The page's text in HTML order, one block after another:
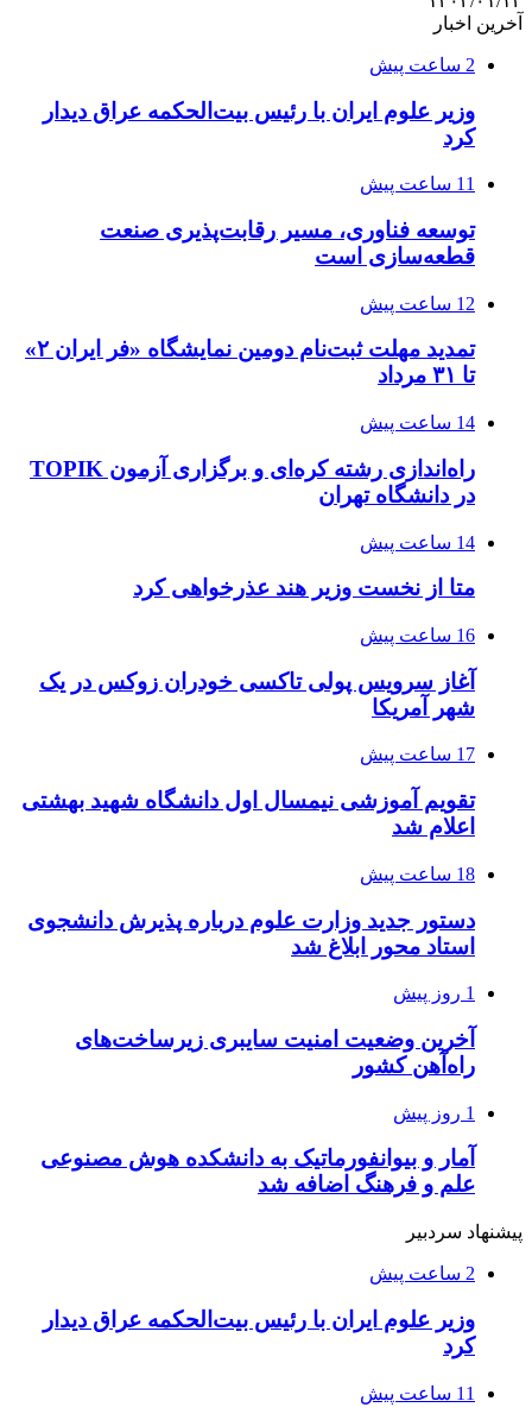
آخرین اخبار
2 ساعت پیش
وزیر علوم ایران با رئیس بیت‌الحکمه عراق دیدار
کرد
11 ساعت پیش
توسعه فناوری، مسیر رقابت‌پذیری صنعت
قطعه‌سازی است
12 ساعت پیش
تمدید مهلت ثبت‌نام دومین نمایشگاه «فر ایران ۲»
تا ۳۱ مرداد
14 ساعت پیش
راه‌اندازی رشته کره‌ای و برگزاری آزمون TOPIK
در دانشگاه تهران
14 ساعت پیش
متا از نخست وزیر هند عذرخواهی کرد
16 ساعت پیش
آغاز سرویس پولی تاکسی خودران زوکس در یک
شهر آمریکا
17 ساعت پیش
تقویم آموزشی نیمسال اول دانشگاه شهید بهشتی
اعلام شد
18 ساعت پیش
دستور جدید وزارت علوم درباره پذیرش دانشجوی
استاد محور ابلاغ شد
1 روز پیش
آخرین وضعیت امنیت سایبری زیرساخت‌های
راه‌آهن کشور
1 روز پیش
آمار و بیوانفورماتیک به دانشکده هوش مصنوعی
علم و فرهنگ اضافه شد
پیشنهاد سردبیر
2 ساعت پیش
وزیر علوم ایران با رئیس بیت‌الحکمه عراق دیدار
کرد
11 ساعت پیش